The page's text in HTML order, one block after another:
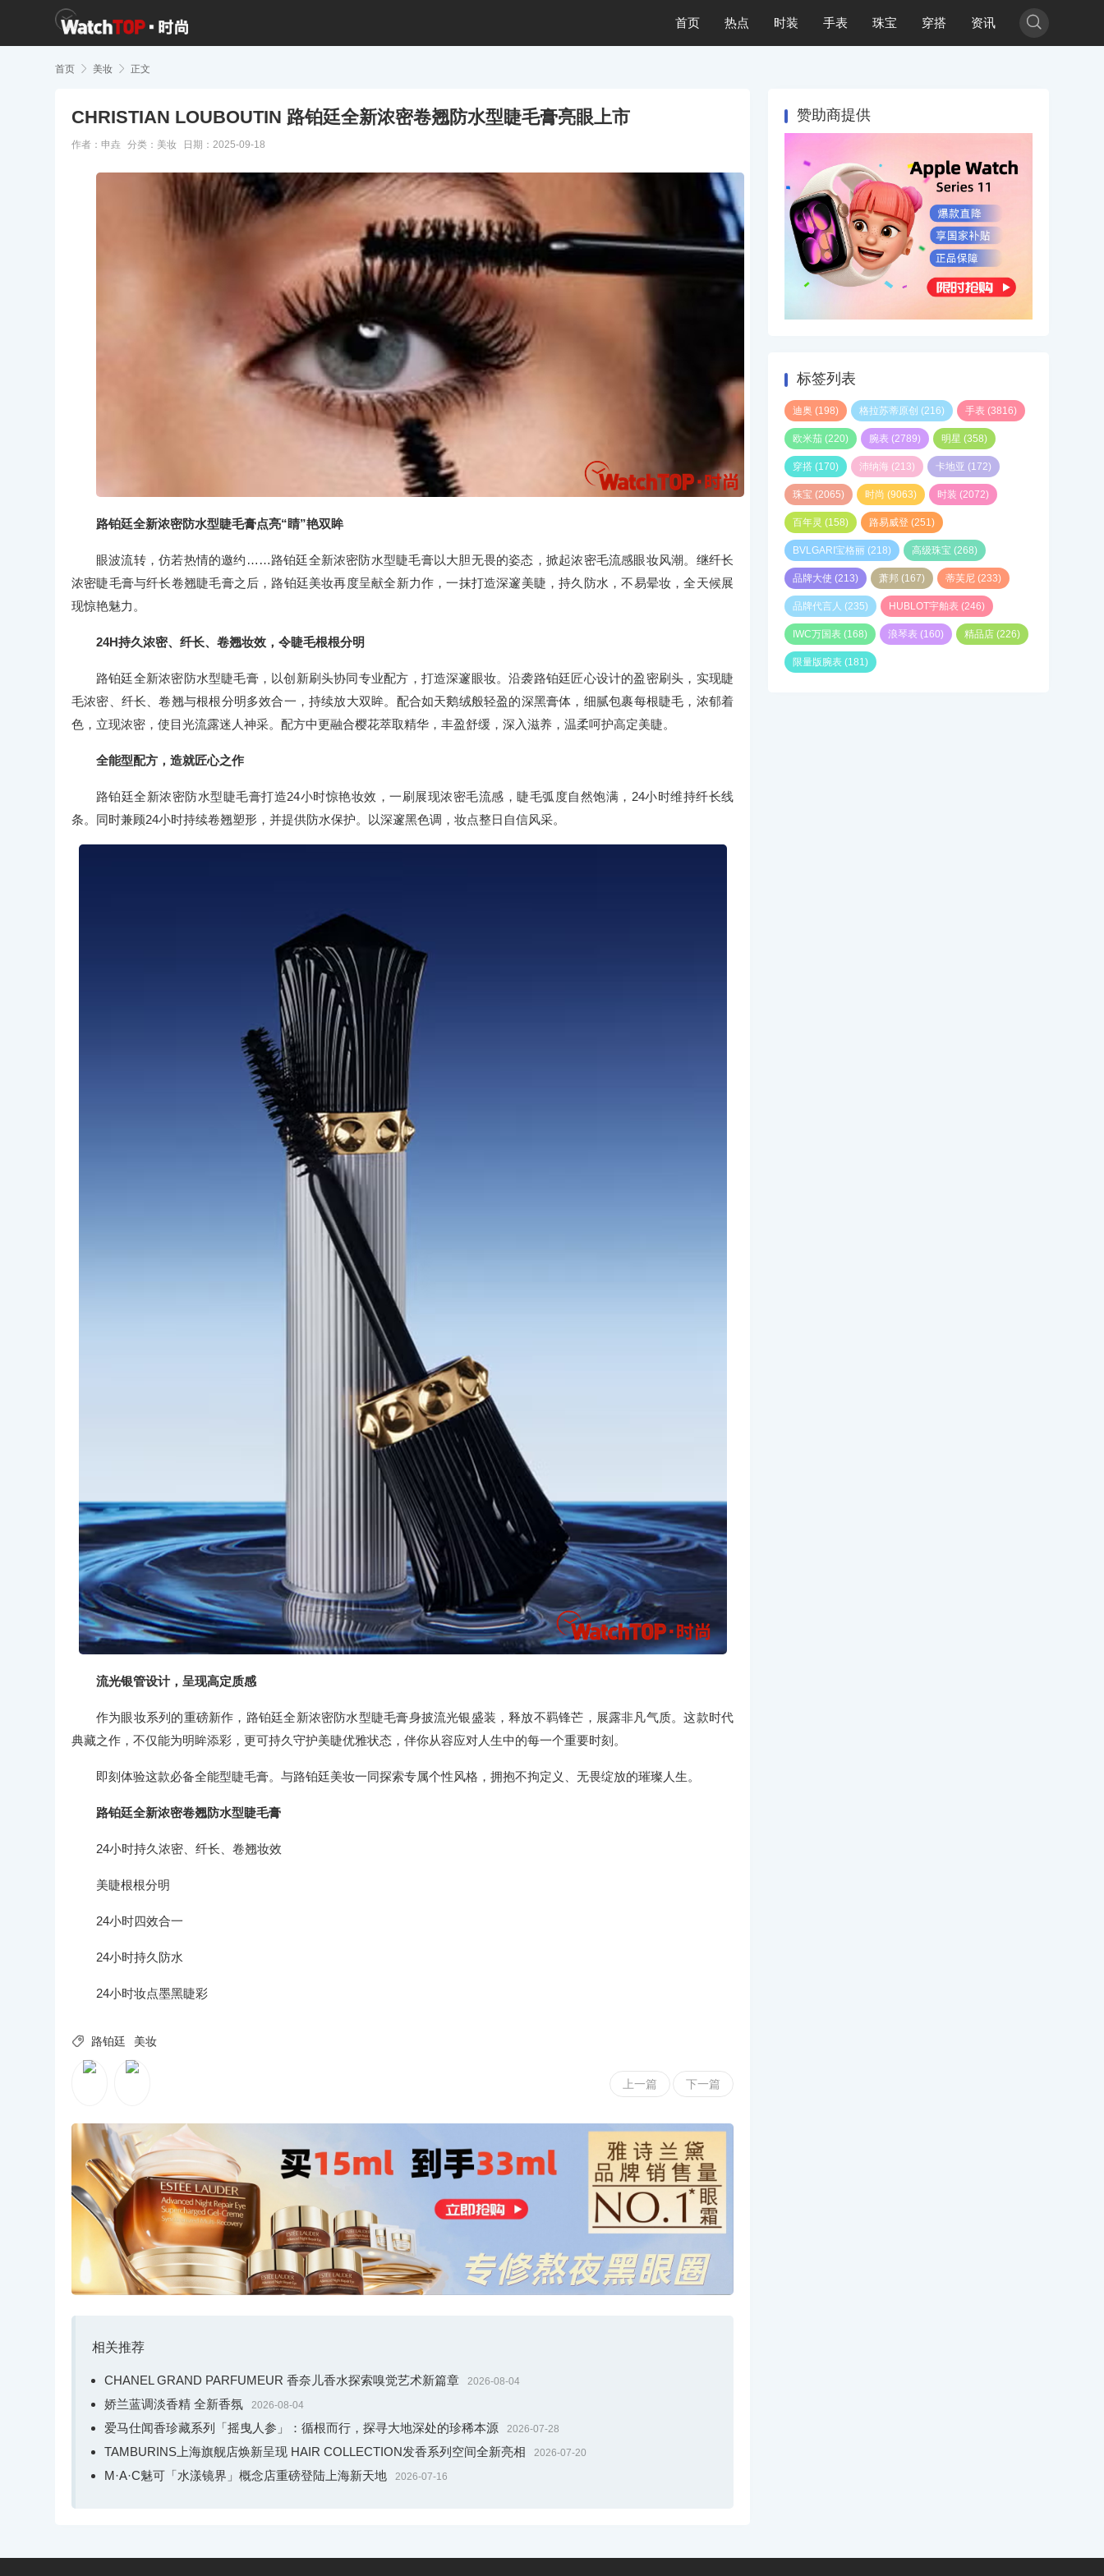
首页 热点 时装 手表 珠宝 穿搭 资讯 
首页  美妆  正文
CHRISTIAN LOUBOUTIN 路铂廷全新浓密卷翘防水型睫毛膏亮眼上市
作者：申垚 分类： 美妆 日期：2025-09-18
路铂廷全新浓密防水型睫毛膏点亮“睛”艳双眸
眼波流转，仿若热情的邀约……路铂廷全新浓密防水型睫毛膏以大胆无畏的姿态，掀起浓密毛流感眼妆风潮。继纤长
浓密睫毛膏与纤长卷翘睫毛膏之后，路铂廷美妆再度呈献全新力作，一抹打造深邃美睫，持久防水，不易晕妆，全天候展
现惊艳魅力。
24H持久浓密、纤长、卷翘妆效，令睫毛根根分明
路铂廷全新浓密防水型睫毛膏，以创新刷头协同专业配方，打造深邃眼妆。沿袭路铂廷匠心设计的盈密刷头，实现睫
毛浓密、纤长、卷翘与根根分明多效合一，持续放大双眸。配合如天鹅绒般轻盈的深黑膏体，细腻包裹每根睫毛，浓郁着
色，立现浓密，使目光流露迷人神采。配方中更融合樱花萃取精华，丰盈舒缓，深入滋养，温柔呵护高定美睫。
全能型配方，造就匠心之作
路铂廷全新浓密防水型睫毛膏打造24小时惊艳妆效，一刷展现浓密毛流感，睫毛弧度自然饱满，24小时维持纤长线
条。同时兼顾24小时持续卷翘塑形，并提供防水保护。以深邃黑色调，妆点整日自信风采。
流光银管设计，呈现高定质感
作为眼妆系列的重磅新作，路铂廷全新浓密防水型睫毛膏身披流光银盛装，释放不羁锋芒，展露非凡气质。这款时代
典藏之作，不仅能为明眸添彩，更可持久守护美睫优雅状态，伴你从容应对人生中的每一个重要时刻。
即刻体验这款必备全能型睫毛膏。与路铂廷美妆一同探索专属个性风格，拥抱不拘定义、无畏绽放的璀璨人生。
路铂廷全新浓密卷翘防水型睫毛膏
24小时持久浓密、纤长、卷翘妆效
美睫根根分明
24小时四效合一
24小时持久防水
24小时妆点墨黑睫彩
 路铂廷 美妆
上一篇 下一篇
相关推荐
CHANEL GRAND PARFUMEUR 香奈儿香水探索嗅觉艺术新篇章 2026-08-04
娇兰蓝调淡香精 全新香氛 2026-08-04
爱马仕闻香珍藏系列「摇曳人参」：循根而行，探寻大地深处的珍稀本源 2026-07-28
TAMBURINS上海旗舰店焕新呈现 HAIR COLLECTION发香系列空间全新亮相 2026-07-20
M·A·C魅可「水漾镜界」概念店重磅登陆上海新天地 2026-07-16
赞助商提供
标签列表
迪奥 (198) 格拉苏蒂原创 (216) 手表 (3816)
欧米茄 (220) 腕表 (2789) 明星 (358)
穿搭 (170) 沛纳海 (213) 卡地亚 (172)
珠宝 (2065) 时尚 (9063) 时装 (2072)
百年灵 (158) 路易威登 (251)
BVLGARI宝格丽 (218) 高级珠宝 (268)
品牌大使 (213) 萧邦 (167) 蒂芙尼 (233)
品牌代言人 (235) HUBLOT宇舶表 (246)
IWC万国表 (168) 浪琴表 (160) 精品店 (226)
限量版腕表 (181)